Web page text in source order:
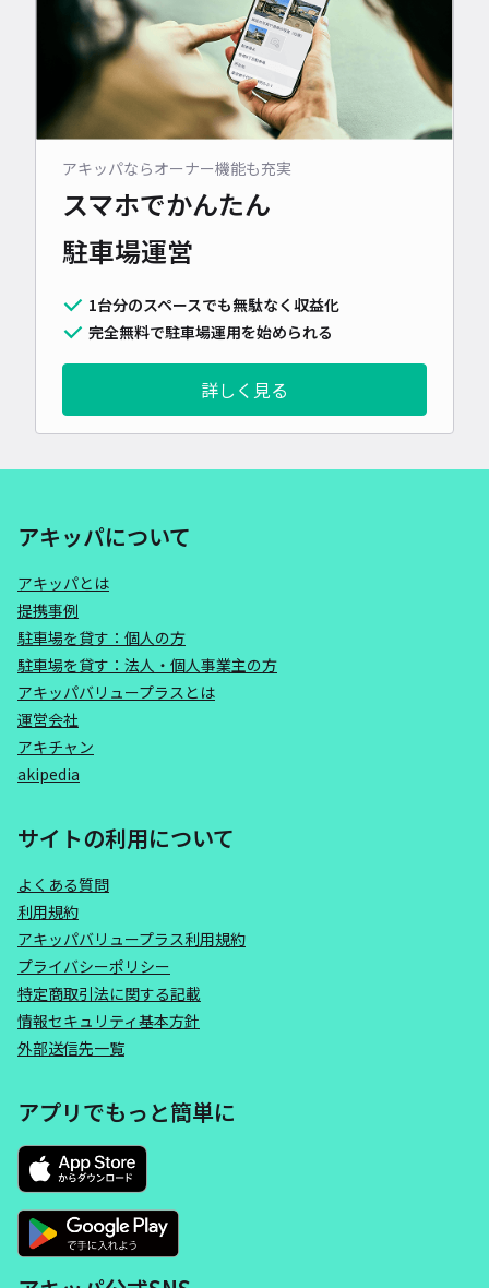
アキッパならオーナー機能も充実
スマホでかんたん
駐車場運営
1台分のスペースでも無駄なく収益化
完全無料で駐車場運用を始められる
詳しく見る
アキッパについて
アキッパとは
提携事例
駐車場を貸す：個人の方
駐車場を貸す：法人・個人事業主の方
アキッパバリュープラスとは
運営会社
アキチャン
akipedia
サイトの利用について
よくある質問
利用規約
アキッパバリュープラス利用規約
プライバシーポリシー
特定商取引法に関する記載
情報セキュリティ基本方針
外部送信先一覧
アプリでもっと簡単に